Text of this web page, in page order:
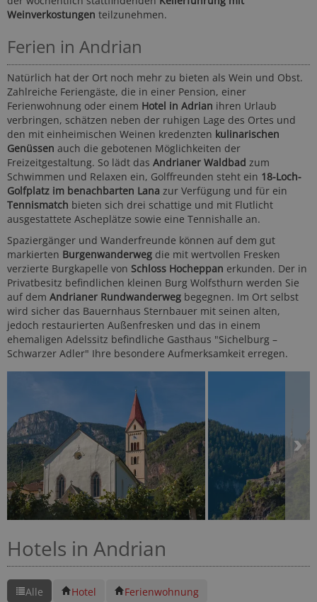
Weinverkostungen teilzunehmen.
Ferien in Andrian
Natürlich hat der Ort noch mehr zu bieten als Wein und Obst.
Zahlreiche Feriengäste, die in einer Pension, einer
Ferienwohnung oder einem Hotel in Adrian ihren Urlaub
verbringen, schätzen neben der ruhigen Lage des Ortes und
den mit einheimischen Weinen kredenzten kulinarischen
Genüssen auch die gebotenen Möglichkeiten der
Freizeitgestaltung. So lädt das Andrianer Waldbad zum
Schwimmen und Relaxen ein, Golffreunden steht ein 18-Loch-
Golfplatz im benachbarten Lana zur Verfügung und für ein
Tennismatch bieten sich drei schattige und mit Flutlicht
ausgestattete Ascheplätze sowie eine Tennishalle an.
Spaziergänger und Wanderfreunde können auf dem gut
markierten Burgenwanderweg die mit wertvollen Fresken
verzierte Burgkapelle von Schloss Hocheppan erkunden. Der in
Privatbesitz befindlichen kleinen Burg Wolfsthurn werden Sie
auf dem Andrianer Rundwanderweg begegnen. Im Ort selbst
wird sicher das Bauernhaus Sternbauer mit seinen alten,
jedoch restaurierten Außenfresken und das in einem
ehemaligen Adelssitz befindliche Gasthaus "Sichelburg –
Schwarzer Adler" Ihre besondere Aufmerksamkeit erregen.
Hotels in Andrian
Alle Hotel Ferienwohnung